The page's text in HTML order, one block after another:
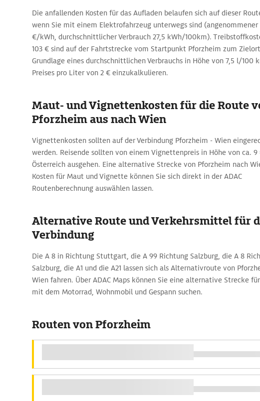
Die anfallenden Kosten für das Aufladen belaufen sich auf dieser
wenn Sie mit einem Elektrofahrzeug unterwegs sind (angenommener
€/kWh, durchschnittlicher Verbrauch 27,5 kWh/100km).
103 € sind auf der Fahrtstrecke vom Startpunkt Pforzheim zum
Grundlage eines durchschnittlichen Verbrauchs in Höhe von 7,5 l/100
Preises pro Liter von 2 € einzukalkulieren.
Maut- und Vignettenkosten für die Route
Pforzheim aus nach Wien
Vignettenkosten sollten auf der Verbindung Pforzheim - Wien
werden. Reisende sollten von einem Vignettenpreis in Höhe von ca. 9
Österreich ausgehen. Eine alternative Strecke von Pforzheim nach
Kosten für Maut und Vignette können Sie sich direkt in der ADAC
Routenberechnung auswählen lassen.
Alternative Route und Verkehrsmittel für
Verbindung
Die A 8 in Richtung Stuttgart, die A 99 Richtung Salzburg, die A 8
Salzburg, die A1 und die A21 lassen sich als Alternativroute von
Wien fahren. Über ADAC Maps können Sie eine alternative Strecke
mit dem Motorrad, Wohnmobil und Gespann suchen.
Routen von Pforzheim